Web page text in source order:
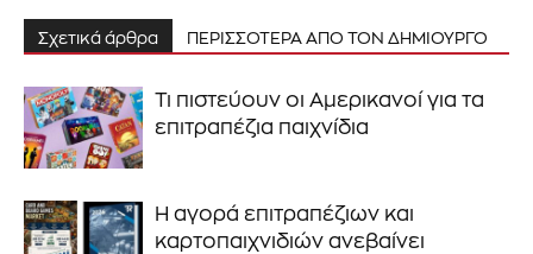
Σχετικά άρθρα ΠΕΡΙΣΣΟΤΕΡΑ ΑΠΟ ΤΟΝ ΔΗΜΙΟΥΡΓΟ
Τι πιστεύουν οι Αμερικανοί για τα
επιτραπέζια παιχνίδια
Η αγορά επιτραπέζιων και
καρτοπαιχνιδιών ανεβαίνει